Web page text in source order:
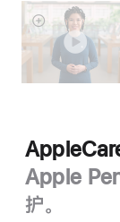
展
Apple
护。